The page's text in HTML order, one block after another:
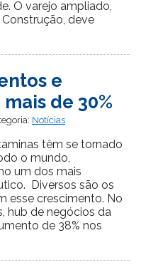
O varejo ampliado,
deve
e
de 30%
Notícias
têm se tornado
o mundo,
um dos mais
Diversos são os
esse crescimento. No
hub de negócios da
de 38% nos